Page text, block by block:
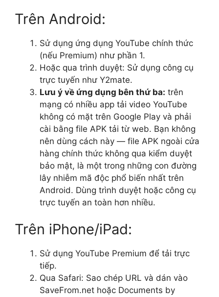
Trên Android:
Sử dụng ứng dụng YouTube chính thức
(nếu Premium) như phần 1.
Hoặc qua trình duyệt: Sử dụng công cụ
trực tuyến như Y2mate.
Lưu ý về ứng dụng bên thứ ba: trên
mạng có nhiều app tải video YouTube
không có mặt trên Google Play và phải
cài bằng file APK tải từ web. Bạn không
nên dùng cách này — file APK ngoài cửa
hàng chính thức không qua kiểm duyệt
bảo mật, là một trong những con đường
lây nhiễm mã độc phổ biến nhất trên
Android. Dùng trình duyệt hoặc công cụ
trực tuyến an toàn hơn nhiều.
Trên iPhone/iPad:
Sử dụng YouTube Premium để tải trực
tiếp.
Qua Safari: Sao chép URL và dán vào
SaveFrom.net hoặc Documents by